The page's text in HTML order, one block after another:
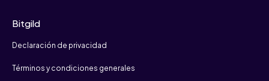
Bitgild
Declaración de privacidad
Términos y condiciones generales